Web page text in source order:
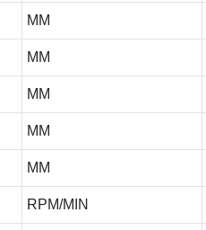
MM
MM
MM
MM
MM
RPM/MIN